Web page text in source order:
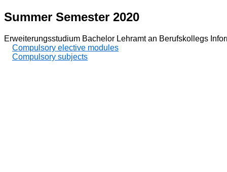
Summer Semester 2020
Erweiterungsstudium Bachelor Lehramt an Berufskollegs
Compulsory elective modules
Compulsory subjects